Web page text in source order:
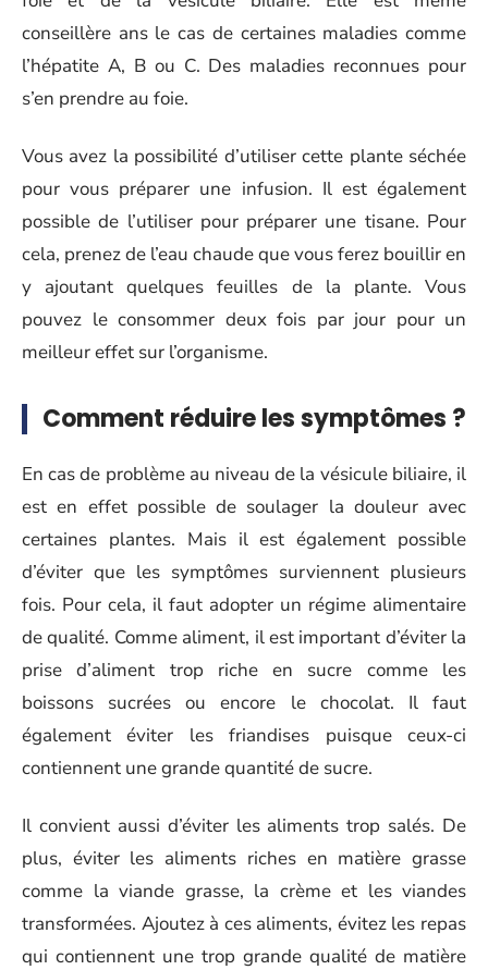
conseillère ans le cas de certaines maladies comme
l’hépatite A, B ou C. Des maladies reconnues pour
s’en prendre au foie.
Vous avez la possibilité d’utiliser cette plante séchée
pour vous préparer une infusion. Il est également
possible de l’utiliser pour préparer une tisane. Pour
cela, prenez de l’eau chaude que vous ferez bouillir en
y ajoutant quelques feuilles de la plante. Vous
pouvez le consommer deux fois par jour pour un
meilleur effet sur l’organisme.
Comment réduire les symptômes ?
En cas de problème au niveau de la vésicule biliaire, il
est en effet possible de soulager la douleur avec
certaines plantes. Mais il est également possible
d’éviter que les symptômes surviennent plusieurs
fois. Pour cela, il faut adopter un régime alimentaire
de qualité. Comme aliment, il est important d’éviter la
prise d’aliment trop riche en sucre comme les
boissons sucrées ou encore le chocolat. Il faut
également éviter les friandises puisque ceux-ci
contiennent une grande quantité de sucre.
Il convient aussi d’éviter les aliments trop salés. De
plus, éviter les aliments riches en matière grasse
comme la viande grasse, la crème et les viandes
transformées. Ajoutez à ces aliments, évitez les repas
qui contiennent une trop grande qualité de matière